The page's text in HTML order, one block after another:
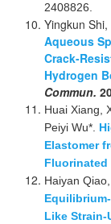
2408826.
Yingkun
Aqueous
Crack-
Hydrogen
Commun.
Huai Xiang,
Peiyi Wu*.
Elastomer
Fluorinated
Haiyan Qiao,
Like Strain-